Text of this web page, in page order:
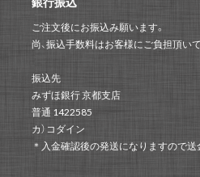
ご注文後にお振込み願います。
尚、振込手数料はお客様にご負担頂い
振込先
みずほ銀行 京都支店
普通 1422585
カ）コダイン
＊入金確認後の発送になりますので